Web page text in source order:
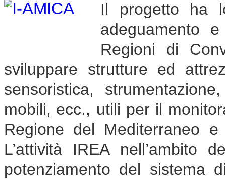
Il progetto ha
adeguamento
Regioni di
sviluppare strutture ed
sensoristica,
mobili, ecc., utili per il
Regione del Mediterraneo
L’attività IREA nell’ambito
potenziamento del sistema